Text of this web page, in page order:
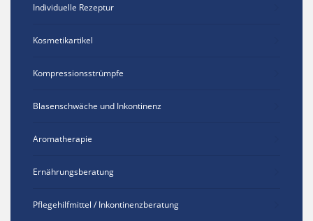
Individuelle Rezeptur
Kosmetikartikel
Kompressionsstrümpfe
Blasenschwäche und Inkontinenz
Aromatherapie
Ernährungsberatung
Pflegehilfmittel / Inkontinenzberatung